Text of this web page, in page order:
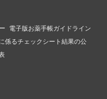
電子版お薬手帳ガイドライン
係るチェックシート結果の公